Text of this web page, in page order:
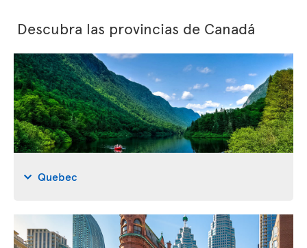
Descubra las provincias de Canadá
Quebec